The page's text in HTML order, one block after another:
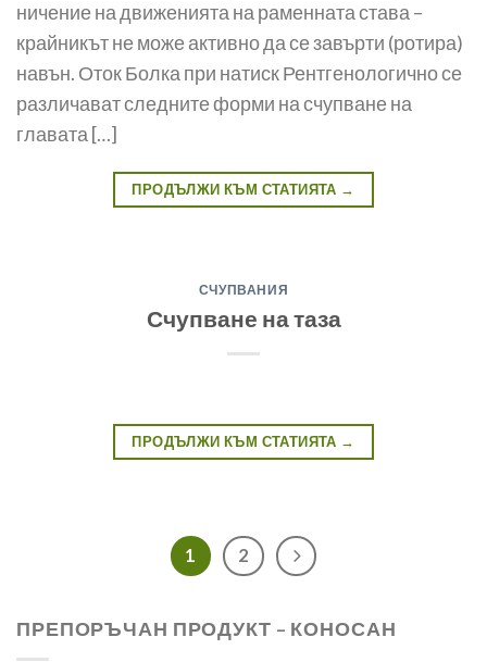
ничение на движенията на раменната става –
крайникът не мо­же активно да се завърти (ротира)
навън. Оток Болка при натиск Рентгенологично се
различават следните форми на счупване на
главата […]
ПРОДЪЛЖИ КЪМ СТАТИЯТА →
СЧУПВАНИЯ
Счупване на таза
ПРОДЪЛЖИ КЪМ СТАТИЯТА →
1 2
ПРЕПОРЪЧАН ПРОДУКТ – КОНОСАН